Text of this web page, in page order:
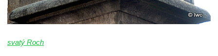
Sloup svatého Josefa s Ježíškem u kostela
svatých Petra a Pavla v Růžové
svatý Roch